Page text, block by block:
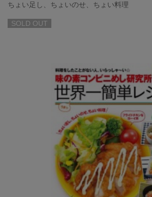
ちょい足し、ちょいのせ、ちょい料理
SOLD OUT